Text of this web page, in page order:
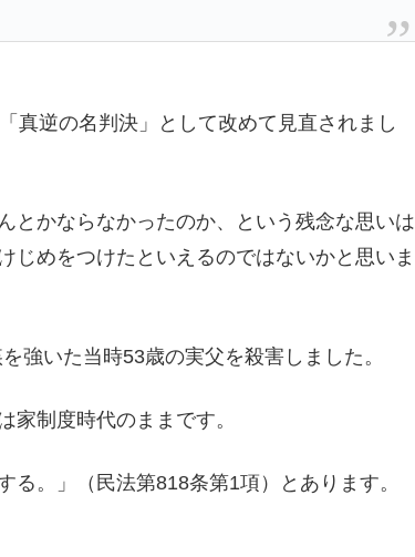
真逆の名判決」として改めて見直されまし
とかならなかったのか、という残念な思いは
じめをつけたといえるのではないかと思いま
強いた当時53歳の実父を殺害しました。
家制度時代のままです。
。」（民法第818条第1項）とあります。